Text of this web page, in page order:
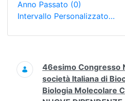
Anno Passato (0)
Intervallo Personalizzato…
Ricerca
46esimo Congresso
società Italiana di
Biologia Molecolare